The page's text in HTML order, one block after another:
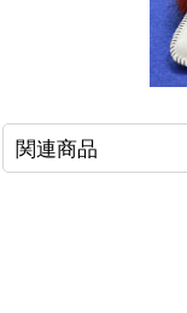
関連商品